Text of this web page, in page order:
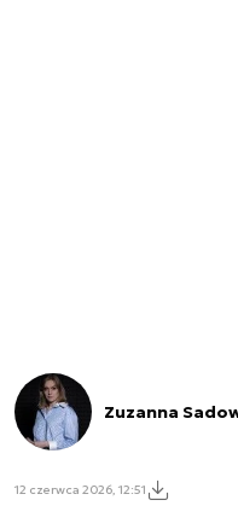
Zuzanna
12 czerwca 2026, 12:51